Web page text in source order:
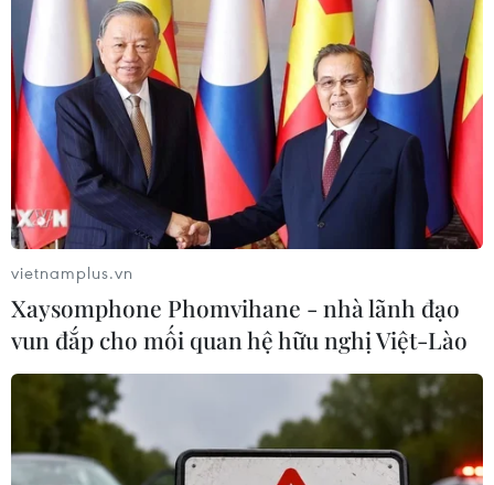
sau khi bị công khai nợ
02/12/2015 07:56
Trên 200 doanh nghiệp tự giác nộp hơn 1.261 tỷ đồng
vào ngân sách Nhà nước sau khi bị Cục Thuế Hà Nội
công bố công khai nợ thuế.
vietnamplus.vn
Xaysomphone Phomvihane - nhà lãnh đạo
vun đắp cho mối quan hệ hữu nghị Việt-Lào